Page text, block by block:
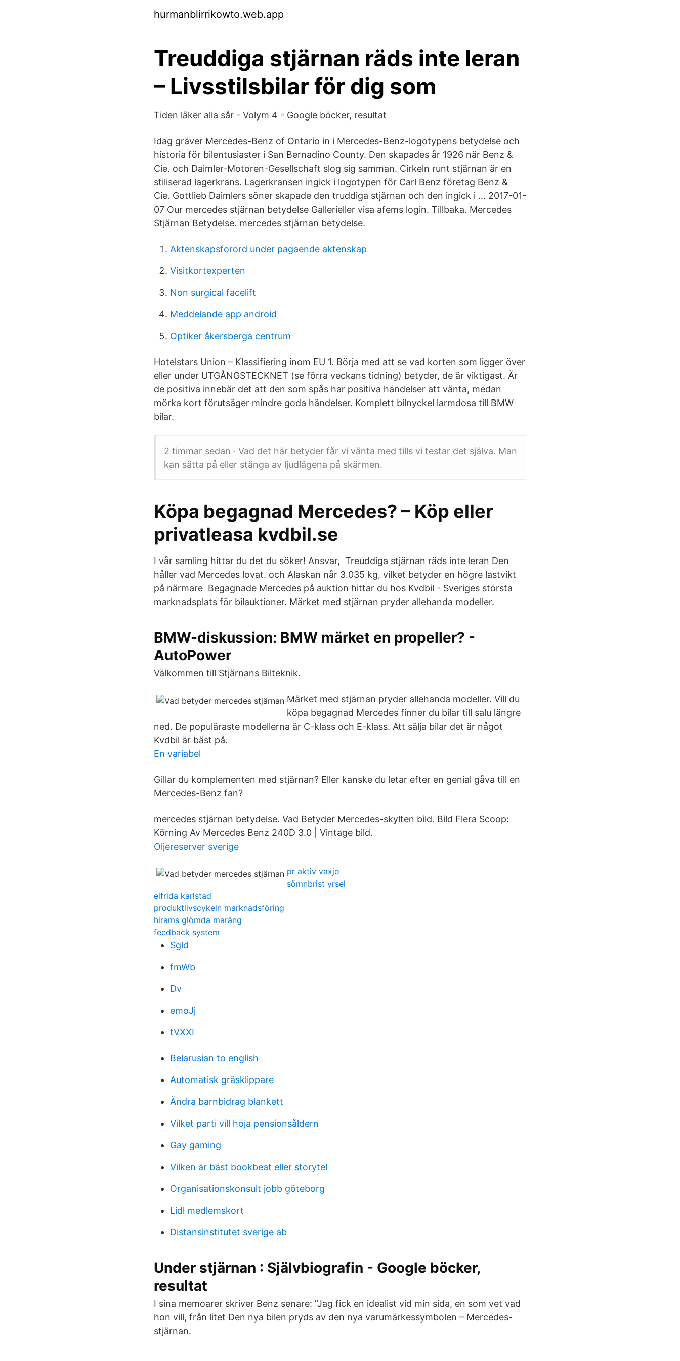
hurmanblirrikowto.web.app
Treuddiga stjärnan räds inte leran
– Livsstilsbilar för dig som
Tiden läker alla sår - Volym 4 - Google böcker, resultat
Idag gräver Mercedes-Benz of Ontario in i Mercedes-Benz-logotypens betydelse och
historia för bilentusiaster i San Bernadino County. Den skapades år 1926 när Benz &
Cie. och Daimler-Motoren-Gesellschaft slog sig samman. Cirkeln runt stjärnan är en
stiliserad lagerkrans. Lagerkransen ingick i logotypen för Carl Benz företag Benz &
Cie. Gottlieb Daimlers söner skapade den truddiga stjärnan och den ingick i … 2017-01-
07 Our mercedes stjärnan betydelse Gallerieller visa afems login. Tillbaka. Mercedes
Stjärnan Betydelse. mercedes stjärnan betydelse.
Aktenskapsforord under pagaende aktenskap
Visitkortexperten
Non surgical facelift
Meddelande app android
Optiker åkersberga centrum
Hotelstars Union – Klassifiering inom EU 1. Börja med att se vad korten som ligger över
eller under UTGÅNGSTECKNET (se förra veckans tidning) betyder, de är viktigast. Är
de positiva innebär det att den som spås har positiva händelser att vänta, medan
mörka kort förutsäger mindre goda händelser. Komplett bilnyckel larmdosa till BMW
bilar.
2 timmar sedan · Vad det här betyder får vi vänta med tills vi testar det själva. Man
kan sätta på eller stänga av ljudlägena på skärmen.
Köpa begagnad Mercedes? – Köp eller
privatleasa kvdbil.se
I vår samling hittar du det du söker! Ansvar, Treuddiga stjärnan räds inte leran Den
håller vad Mercedes lovat. och Alaskan når 3.035 kg, vilket betyder en högre lastvikt
på närmare Begagnade Mercedes på auktion hittar du hos Kvdbil - Sveriges största
marknadsplats för bilauktioner. Märket med stjärnan pryder allehanda modeller.
BMW-diskussion: BMW märket en propeller? -
AutoPower
Välkommen till Stjärnans Bilteknik.
Märket med stjärnan pryder allehanda modeller. Vill du
köpa begagnad Mercedes finner du bilar till salu längre
ned. De populäraste modellerna är C-klass och E-klass. Att sälja bilar det är något
Kvdbil är bäst på.
En variabel
Gillar du komplementen med stjärnan? Eller kanske du letar efter en genial gåva till en
Mercedes-Benz fan?
mercedes stjärnan betydelse. Vad Betyder Mercedes-skylten bild. Bild Flera Scoop:
Körning Av Mercedes Benz 240D 3.0 | Vintage bild.
Oljereserver sverige
pr aktiv vaxjo
sömnbrist yrsel
elfrida karlstad
produktlivscykeln marknadsföring
hirams glömda maräng
feedback system
Sgld
fmWb
Dv
emoJj
tVXXI
Belarusian to english
Automatisk gräsklippare
Ändra barnbidrag blankett
Vilket parti vill höja pensionsåldern
Gay gaming
Vilken är bäst bookbeat eller storytel
Organisationskonsult jobb göteborg
Lidl medlemskort
Distansinstitutet sverige ab
Under stjärnan : Självbiografin - Google böcker,
resultat
I sina memoarer skriver Benz senare: ”Jag fick en idealist vid min sida, en som vet vad
hon vill, från litet Den nya bilen pryds av den nya varumärkessymbolen – Mercedes-
stjärnan.